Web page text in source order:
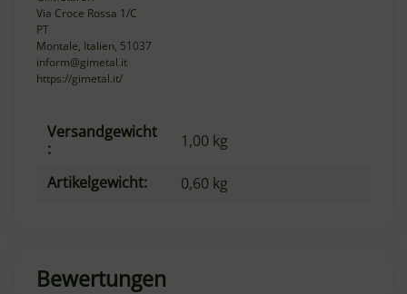
Via Croce Rossa 1/C
PT
Montale, Italien, 51037
inform@gimetal.it
https://gimetal.it/
Produkteigenschaft
Wert
Versandgewicht
:
1,00 kg
Artikelgewicht: 0,60 kg
Bewertungen